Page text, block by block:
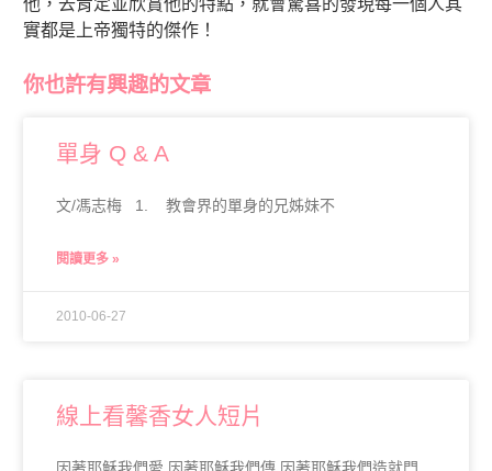
他，去肯定並欣賞他的特點，就會驚喜的發現每一個人其
實都是上帝獨特的傑作！
你也許有興趣的文章
單身 Q & A
文/馮志梅 1. 教會界的單身的兄姊妹不
閱讀更多 »
2010-06-27
線上看馨香女人短片